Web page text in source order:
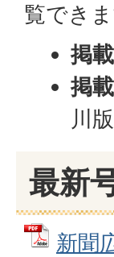
覧でき
掲
掲
川版
最新
新聞